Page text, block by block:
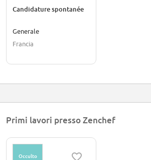
Candidature spontanée
Generale
Francia
Primi lavori presso Zenchef
Occulto